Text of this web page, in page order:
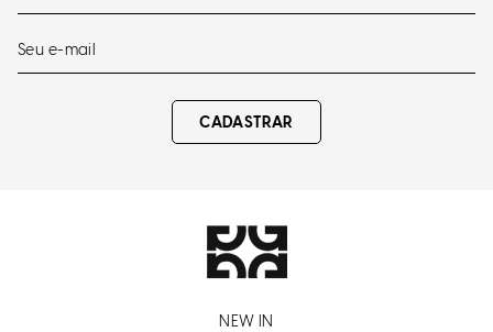
CADASTRAR
NEW IN